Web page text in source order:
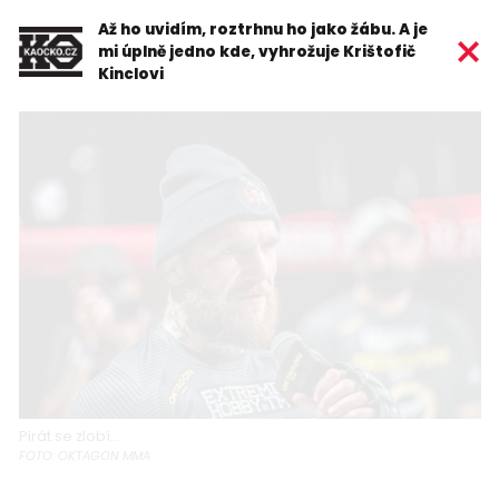
Až ho uvidím, roztrhnu ho jako žábu. A je
mi úplně jedno kde, vyhrožuje Krištofič
Kinclovi